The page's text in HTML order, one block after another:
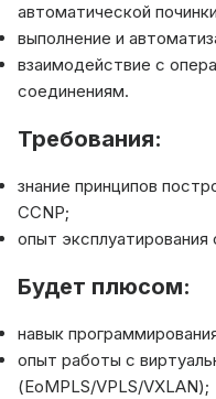
автоматической
выполнение и
взаимодействие с
соединениям.
Требования:
знание принципов
CCNP;
опыт эксплуатирования
Будет плюсом:
навык
опыт работы с
(EoMPLS/VPLS/VXLAN);